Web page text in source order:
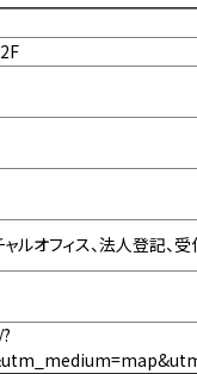
ャルオフィス、法人登記、